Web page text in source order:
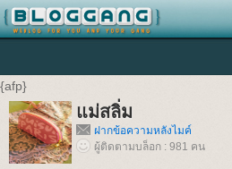
{afp}
แม่สลิ่ม
ฝากข้อความหลังไมค์
ผู้ติดตามบล็อก : 981 คน